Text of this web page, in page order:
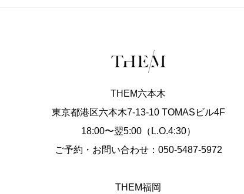
THEM六本木
東京都港区六本木7-13-10 TOMASビル4F
18:00〜翌5:00（L.O.4:30）
ご予約・お問い合わせ：050-5487-5972
THEM福岡